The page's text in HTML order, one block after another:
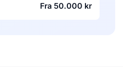
Fra 50.000 kr